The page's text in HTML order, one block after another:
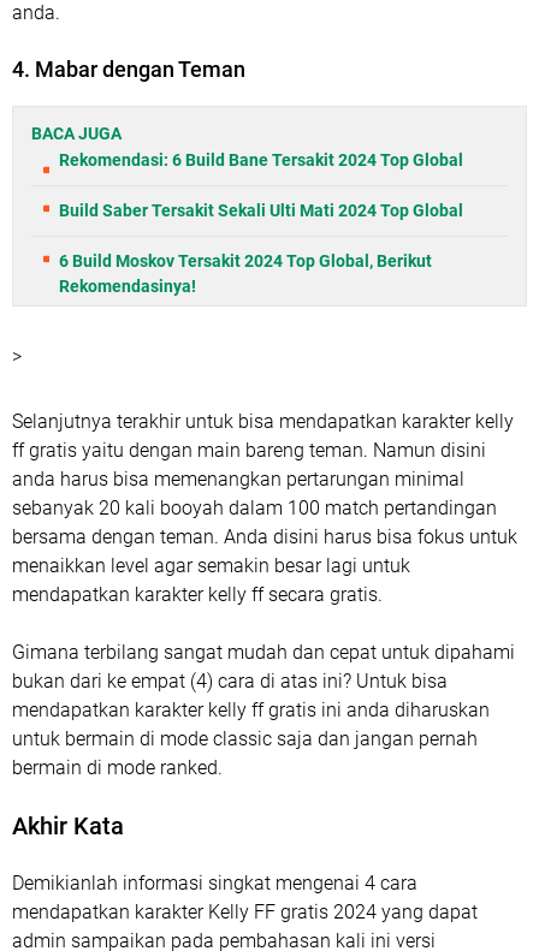
anda.
4. Mabar dengan Teman
BACA JUGA
Rekomendasi: 6 Build Bane Tersakit 2024 Top Global
Build Saber Tersakit Sekali Ulti Mati 2024 Top Global
6 Build Moskov Tersakit 2024 Top Global, Berikut
Rekomendasinya!
>
Selanjutnya terakhir untuk bisa mendapatkan karakter kelly
ff gratis yaitu dengan main bareng teman. Namun disini
anda harus bisa memenangkan pertarungan minimal
sebanyak 20 kali booyah dalam 100 match pertandingan
bersama dengan teman. Anda disini harus bisa fokus untuk
menaikkan level agar semakin besar lagi untuk
mendapatkan karakter kelly ff secara gratis.
Gimana terbilang sangat mudah dan cepat untuk dipahami
bukan dari ke empat (4) cara di atas ini? Untuk bisa
mendapatkan karakter kelly ff gratis ini anda diharuskan
untuk bermain di mode classic saja dan jangan pernah
bermain di mode ranked.
Akhir Kata
Demikianlah informasi singkat mengenai 4 cara
mendapatkan karakter Kelly FF gratis 2024 yang dapat
admin sampaikan pada pembahasan kali ini versi